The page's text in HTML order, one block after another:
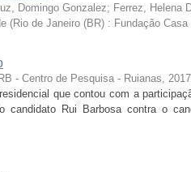
Domingo Gonzalez; Ferrez, Helena
(Rio de Janeiro (BR) : Fundação
- Centro de Pesquisa - Ruianas,
que contou com a
candidato Rui Barbosa contra o